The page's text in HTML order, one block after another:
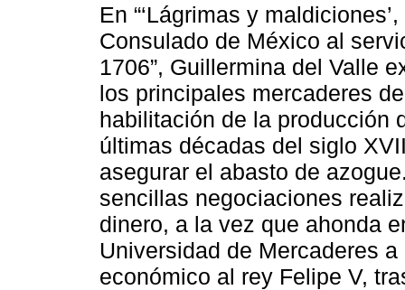
En “‘Lágrimas y
Consulado de México al
1706”, Guillermina del Valle
los principales mercaderes
habilitación de la producción
últimas décadas del siglo
asegurar el abasto de
sencillas negociaciones
dinero, a la vez que ahonda
Universidad de Mercaderes
económico al rey Felipe V,